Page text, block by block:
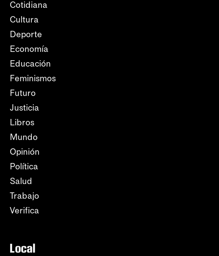
Cotidiana
Cultura
Deporte
Economía
Educación
Feminismos
Futuro
Justicia
Libros
Mundo
Opinión
Política
Salud
Trabajo
Verifica
Local